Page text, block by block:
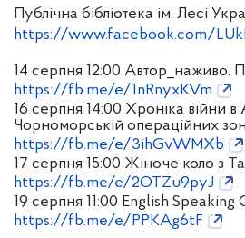
Публічна бібліотека ім. Лесі
https://www.facebook.com/
14 серпня 12:00 Автор_наживо.
https://fb.me/e/1nRnyxKVm
16 серпня 14:00 Хроніка війни в
Чорноморській операційних
https://fb.me/e/3ihGvWMXb
17 серпня 15:00 Жіноче коло з
https://fb.me/e/2OTZu9pyJ
19 серпня 11:00 English Speaking
https://fb.me/e/PPKAg6tF